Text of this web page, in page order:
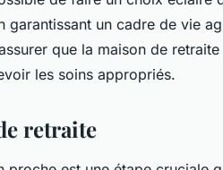
garantissant un cadre de vie
que la maison de
les soins appropriés.
retraite